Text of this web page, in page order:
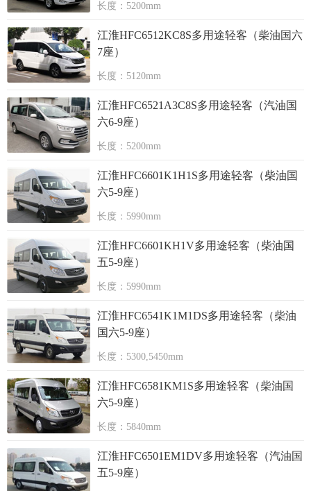
长度：5200mm
江淮HFC6512KC8S多用途轻客（柴油国六
7座）
长度：5120mm
江淮HFC6521A3C8S多用途轻客（汽油国
六6-9座）
长度：5200mm
江淮HFC6601K1H1S多用途轻客（柴油国
六5-9座）
长度：5990mm
江淮HFC6601KH1V多用途轻客（柴油国
五5-9座）
长度：5990mm
江淮HFC6541K1M1DS多用途轻客（柴油
国六5-9座）
长度：5300,5450mm
江淮HFC6581KM1S多用途轻客（柴油国
六5-9座）
长度：5840mm
江淮HFC6501EM1DV多用途轻客（汽油国
五5-9座）